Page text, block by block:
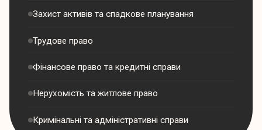
Захист активів та спадкове планування
Трудове право
Фінансове право та кредитні справи
Нерухомість та житлове право
Кримінальні та адміністративні справи